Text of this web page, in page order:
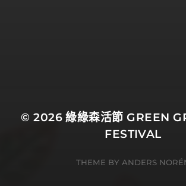
© 2026綠綠森活節 GREEN
FESTIVAL
THEME BY ANDERS